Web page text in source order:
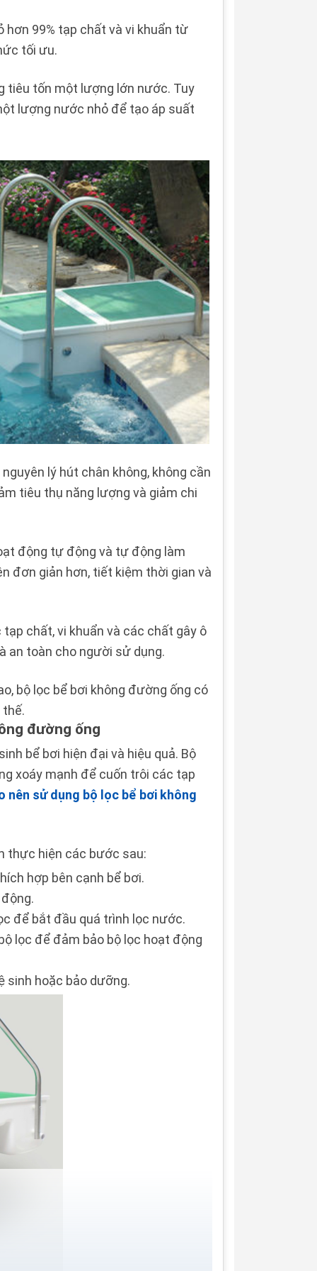
hơn 99% tạp chất và vi khuẩn từ
tối ưu.
tiêu tốn một lượng lớn nước. Tuy
lượng nước nhỏ để tạo áp suất
lý hút chân không, không cần
tiêu thụ năng lượng và giảm chi
động tự động và tự động làm
đơn giản hơn, tiết kiệm thời gian và
chất, vi khuẩn và các chất gây ô
an toàn cho người sử dụng.
bộ lọc bể bơi không đường ống có
đường ống
bể bơi hiện đại và hiệu quả. Bộ
xoáy mạnh để cuốn trôi các tạp
nên sử dụng bộ lọc bể bơi không
thực hiện các bước sau:
hợp bên cạnh bể bơi.
để bắt đầu quá trình lọc nước.
lọc để đảm bảo bộ lọc hoạt động
sinh hoặc bảo dưỡng.